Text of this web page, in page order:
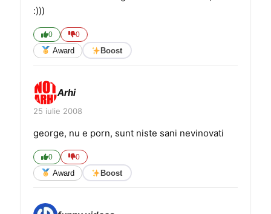
:)))
0 0
Award Boost
Arhi
25 iulie 2008
george, nu e porn, sunt niste sani nevinovati
0 0
Award Boost